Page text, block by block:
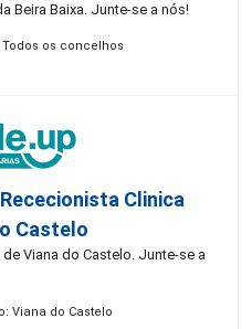
Beira Baixa. Junte-se a nós!
os concelhos
Clinica
Castelo
Viana do Castelo. Junte-se a
Viana do Castelo